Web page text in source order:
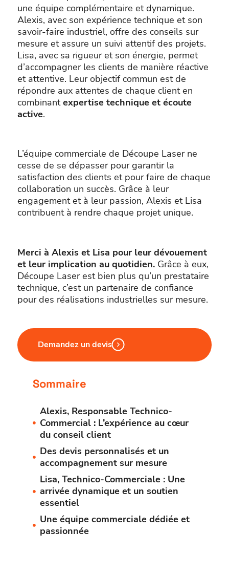
une équipe complémentaire et dynamique.
Alexis, avec son expérience technique et son
savoir-faire industriel, offre des conseils sur
mesure et assure un suivi attentif des projets.
Lisa, avec sa rigueur et son énergie, permet
d’accompagner les clients de manière réactive
et attentive. Leur objectif commun est de
répondre aux attentes de chaque client en
combinantexpertise technique et écoute
active.
L’équipe commerciale de Découpe Laser ne
cesse de se dépasser pour garantir la
satisfaction des clients et pour faire de chaque
collaboration un succès. Grâce à leur
engagement et à leur passion, Alexis et Lisa
contribuent à rendre chaque projet unique.
Merci à Alexis et Lisa pour leur dévouement
et leur implication au quotidien.Grâce à eux,
Découpe Laser est bien plus qu’un prestataire
technique, c’est un partenaire de confiance
pour des réalisations industrielles sur mesure.
Demandez un devis
Sommaire
Alexis, Responsable Technico-
Commercial : L’expérience au cœur
du conseil client
Des devis personnalisés et un
accompagnement sur mesure
Lisa, Technico-Commerciale : Une
arrivée dynamique et un soutien
essentiel
Une équipe commerciale dédiée et
passionnée